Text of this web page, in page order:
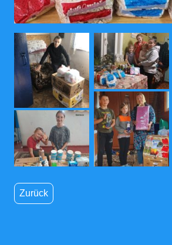
Zurück